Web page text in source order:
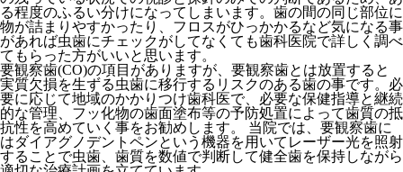
る程度のふるい分けになってしまいます。歯の間の同じ部位に
物が詰まりやすかったり、フロスがひっかかるなど気になる事
があれば虫歯にチェックがしてなくても歯科医院で詳しく調べ
てもらった方がいいと思います。
要観察歯(CO)の項目がありますが、要観察歯とは放置すると
実質欠損を生ずる虫歯に移行するリスクのある歯の事です。必
要に応じて地域のかかりつけ歯科医で、必要な保健指導と継続
的な管理、フッ化物の歯面塗布等の予防処置によって歯質の抵
抗性を高めていく事をお勧めします。 当院では、要観察歯に
はダイアグノデントペンという機器を用いてレーザー光を照射
することで虫歯、歯質を数値で判断して健全歯を保持しながら